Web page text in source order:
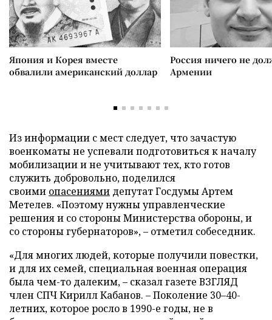
Япония и Корея вместе
обвалили американский доллар
Россия ничего не
Армении
Из информации с мест следует, что зачастую
военкоматы не успевали подготовиться к началу
мобилизации и не учитывают тех, кто готов
служить добровольно, поделился
своими опасениями депутат Госдумы Артем
Метелев. «Поэтому нужны управленческие
решения и со стороны Министерства обороны, и
со стороны губернаторов», – отметил собеседник.
«Для многих людей, которые получили повестки,
и для их семей, специальная военная операция
была чем-то далеким, – сказал газете ВЗГЛЯД
член СПЧ Кирилл Кабанов. – Поколение 30–40-
летних, которое росло в 1990-е годы, не в